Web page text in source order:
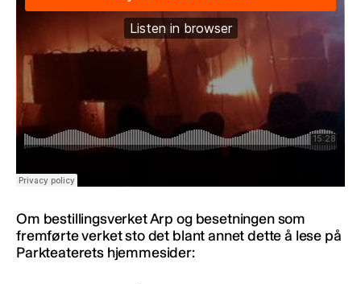
Om bestillingsverket Arp og besetningen som
fremførte verket sto det blant annet dette å lese på
Parkteaterets hjemmesider: